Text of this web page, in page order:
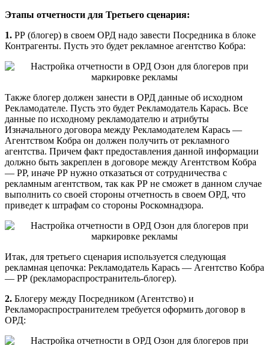
Этапы отчетности для Третьего сценария:
1. РР (блогер) в своем ОРД надо завести Посредника в блоке
Контрагенты. Пусть это будет рекламное агентство Кобра:
Также блогер должен занести в ОРД данные об исходном
Рекламодателе. Пусть это будет Рекламодатель Карась. Все
данные по исходному рекламодателю и атрибуты
Изначального договора между Рекламодателем Карась —
Агентством Кобра он должен получить от рекламного
агентства. Причем факт предоставления данной информации
должно быть закреплен в договоре между Агентством Кобра
— РР, иначе РР нужно отказаться от сотрудничества с
рекламным агентством, так как РР не сможет в данном случае
выполнить со своей стороны отчетность в своем ОРД, что
приведет к штрафам со стороны Роскомнадзора.
Итак, для третьего сценария используется следующая
рекламная цепочка: Рекламодатель Карась — Агентство Кобра
— РР (рекламораспространитель-блогер).
2. Блогеру между Посредником (Агентство) и
Рекламораспространителем требуется оформить договор в
ОРД: